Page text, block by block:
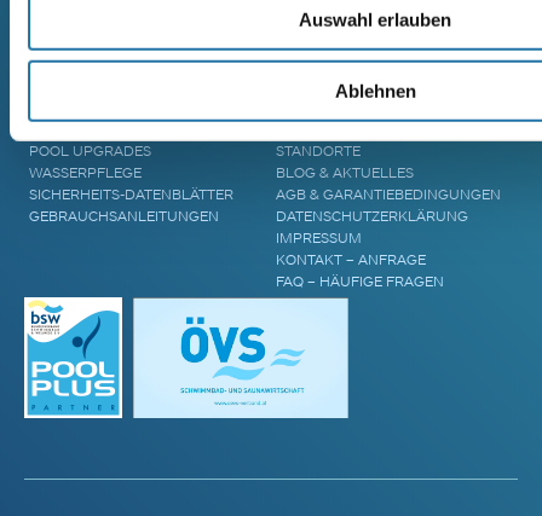
Auswahl erlauben
Ablehnen
AREND TARU MASSIVHOLZSAUNA
ZUBEHÖR & INFORMATIONEN
POOL UPGRADES
WASSERPFLEGE
SICHERHEITS-DATENBLÄTTER
GEBRAUCHSANLEITUNGEN
UNTERNEHMEN
STANDORTE
BLOG & AKTUELLES
AGB & GARANTIEBEDINGUNGEN
DATENSCHUTZERKLÄRUNG
IMPRESSUM
KONTAKT – ANFRAGE
FAQ – HÄUFIGE FRAGEN